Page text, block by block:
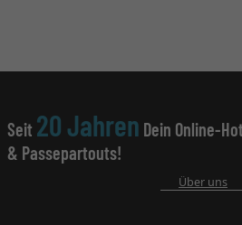
Seit 20 Jahren Dein Online-
& Passepartouts!
Über uns